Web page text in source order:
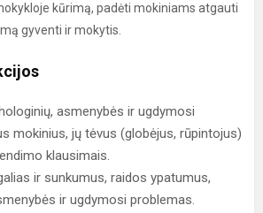
kūrimą, padėti mokiniams atgauti
gyventi ir mokytis.
asmenybės ir ugdymosi
mokinius, jų tėvus (globėjus, rūpintojus)
klausimais.
ir sunkumus, raidos ypatumus,
ir ugdymosi problemas.